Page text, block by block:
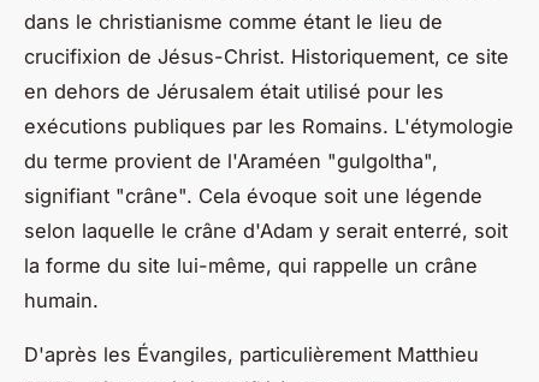
dans le christianisme comme étant le lieu de
crucifixion de Jésus-Christ. Historiquement, ce site
en dehors de Jérusalem était utilisé pour les
exécutions publiques par les Romains. L'étymologie
du terme provient de l'Araméen "gulgoltha",
signifiant "crâne". Cela évoque soit une légende
selon laquelle le crâne d'Adam y serait enterré, soit
la forme du site lui-même, qui rappelle un crâne
humain.
D'après les Évangiles, particulièrement Matthieu